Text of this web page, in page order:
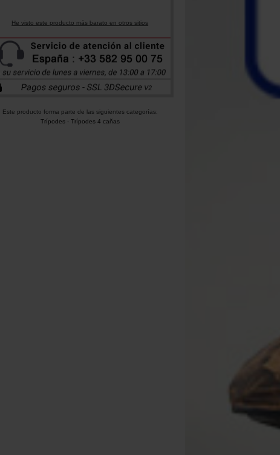
He visto este producto más barato en otros sitios
Este producto forma parte de las siguientes categorías:
Trípodes- Trípodes 4 cañas